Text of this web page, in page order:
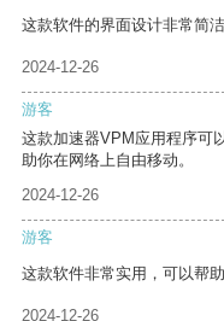
这款软件的界面设计非常简洁
2024-12-26
游客
这款加速器VPM应用程序可
助你在网络上自由移动。
2024-12-26
游客
这款软件非常实用，可以帮
2024-12-26